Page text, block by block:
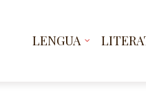
LENGUA